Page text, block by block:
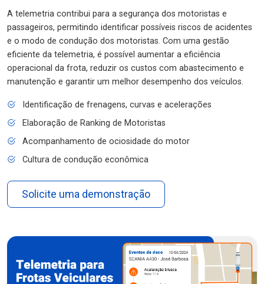
A telemetria contribui para a segurança dos motoristas e
passageiros, permitindo identificar possíveis riscos de acidentes
e o modo de condução dos motoristas. Com uma gestão
eficiente da telemetria, é possível aumentar a eficiência
operacional da frota, reduzir os custos com abastecimento e
manutenção e garantir um melhor desempenho dos veículos.
Identificação de frenagens, curvas e acelerações
Elaboração de Ranking de Motoristas
Acompanhamento de ociosidade do motor
Cultura de condução econômica
Solicite uma demonstração